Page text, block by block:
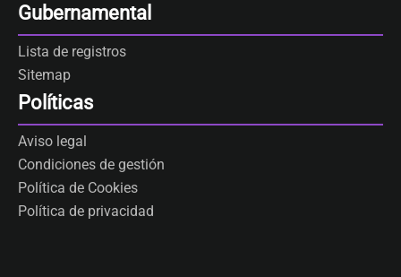
Gubernamental
Lista de registros
Sitemap
Políticas
Aviso legal
Condiciones de gestión
Política de Cookies
Política de privacidad